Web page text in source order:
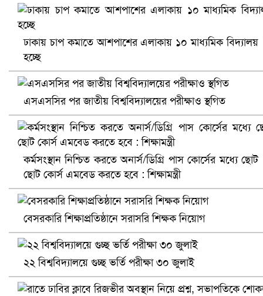
খুলনায় বিএনপি অফিসে গুলি-বোমা হামলা, নিহত ১
প্রোটিয়াদের হারিয়ে বিশ্বকাপের শিরোপা ঘরে তুলল ভারত
ঢাকায় চাপ কমাতে আশপাশের এলাকায় ১০ মাধ্যমিক বিদ্যালয়
হচ্ছে
এসএসসির পর জাতীয় বিশ্ববিদ্যালয়ের পরীক্ষাও স্থগিত
কর্মসংস্থান নিশ্চিত করতে অনার্স/ডিগ্রি পাস কোর্সের মধ্যে ছোট
ছোট কোর্স এমবেড করতে হবে : শিক্ষামন্ত্রী
বেসরকারি শিক্ষাপ্রতিষ্ঠানে সরাসরি শিক্ষক নিয়োগ
২২ বিশ্ববিদ্যালয়ে গুচ্ছ ভর্তি পরীক্ষা ৩০ জুলাই